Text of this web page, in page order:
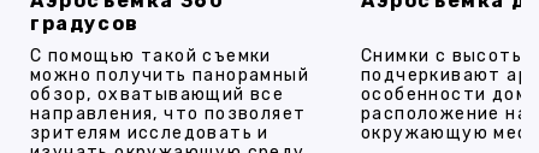
градусов
С помощью такой съемки
можно получить панорамный
обзор, охватывающий все
направления, что позволяет
зрителям исследовать и
Снимки с высоты
подчеркивают
особенности
расположение на
окружающую